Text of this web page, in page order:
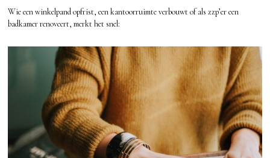
Wie een winkelpand opfrist, een kantoorruimte verbouwt of als zzp’er een
badkamer renoveert, merkt het snel: